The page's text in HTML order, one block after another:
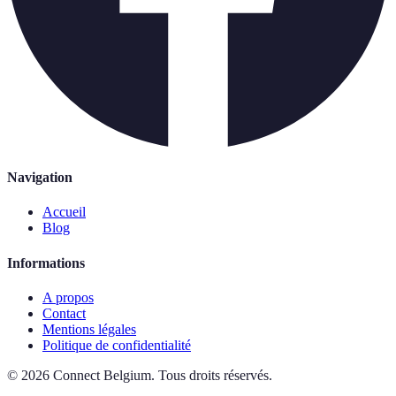
Navigation
Accueil
Blog
Informations
A propos
Contact
Mentions légales
Politique de confidentialité
© 2026 Connect Belgium. Tous droits réservés.